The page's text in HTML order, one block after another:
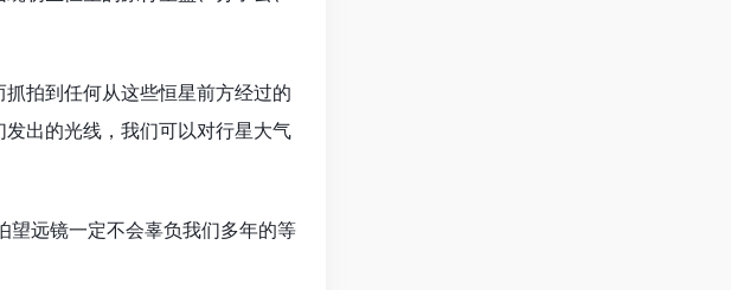
拍到任何从这些恒星前方经过的
出的光线，我们可以对行星大气
远镜一定不会辜负我们多年的等